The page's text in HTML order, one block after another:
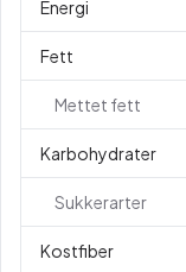
Energi
Fett
Mettet fett
Karbohydrater
Sukkerarter
Kostfiber